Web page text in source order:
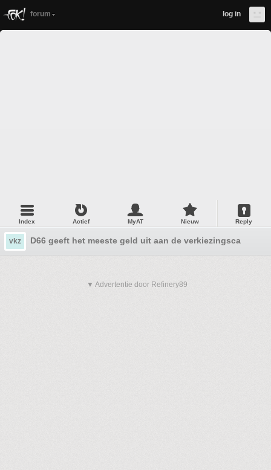
forum log in
Index Actief MyAT Nieuw Reply
vkz D66 geeft het meeste geld uit aan de
▼ Advertentie door Refinery89